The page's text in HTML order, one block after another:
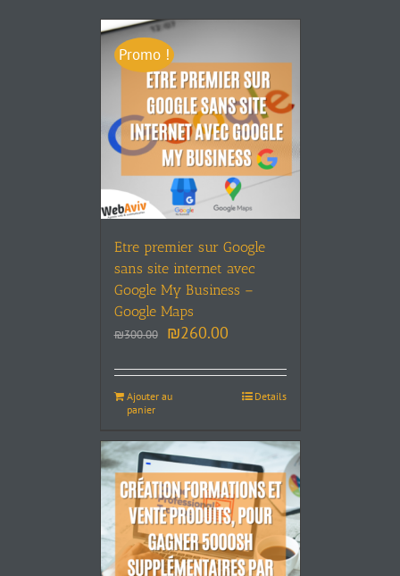
Promo !
Etre premier sur Google
sans site internet avec
Google My Business –
Google Maps
₪300.00 ₪260.00
Ajouter au
panier
Details